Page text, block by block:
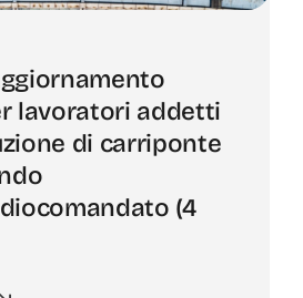
lavoratori addetti
di carriponte
(4